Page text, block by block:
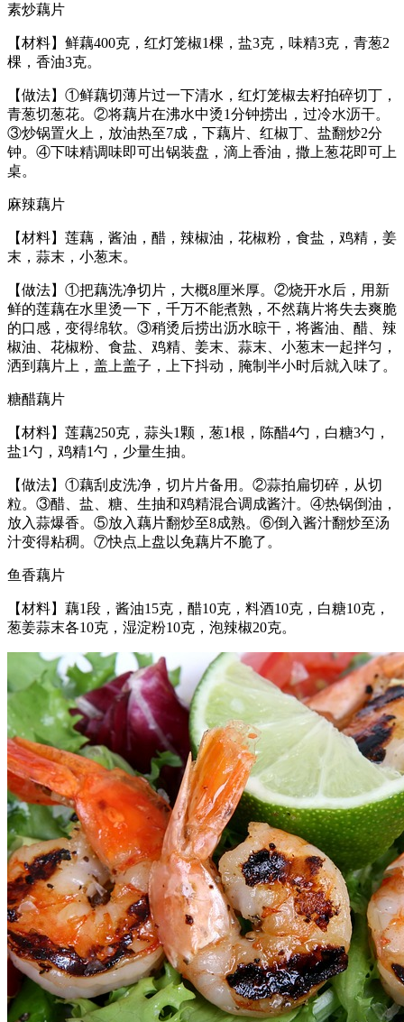
素炒藕片
【材料】鲜藕400克，红灯笼椒1棵，盐3克，味精3克，青葱2
棵，香油3克。
【做法】①鲜藕切薄片过一下清水，红灯笼椒去籽拍碎切丁，
青葱切葱花。②将藕片在沸水中烫1分钟捞出，过冷水沥干。
③炒锅置火上，放油热至7成，下藕片、红椒丁、盐翻炒2分
钟。④下味精调味即可出锅装盘，滴上香油，撒上葱花即可上
桌。
麻辣藕片
【材料】莲藕，酱油，醋，辣椒油，花椒粉，食盐，鸡精，姜
末，蒜末，小葱末。
【做法】①把藕洗净切片，大概8厘米厚。②烧开水后，用新
鲜的莲藕在水里烫一下，千万不能煮熟，不然藕片将失去爽脆
的口感，变得绵软。③稍烫后捞出沥水晾干，将酱油、醋、辣
椒油、花椒粉、食盐、鸡精、姜末、蒜末、小葱末一起拌匀，
洒到藕片上，盖上盖子，上下抖动，腌制半小时后就入味了。
糖醋藕片
【材料】莲藕250克，蒜头1颗，葱1根，陈醋4勺，白糖3勺，
盐1勺，鸡精1勺，少量生抽。
【做法】①藕刮皮洗净，切片片备用。②蒜拍扁切碎，从切
粒。③醋、盐、糖、生抽和鸡精混合调成酱汁。④热锅倒油，
放入蒜爆香。⑤放入藕片翻炒至8成熟。⑥倒入酱汁翻炒至汤
汁变得粘稠。⑦快点上盘以免藕片不脆了。
鱼香藕片
【材料】藕1段，酱油15克，醋10克，料酒10克，白糖10克，
葱姜蒜末各10克，湿淀粉10克，泡辣椒20克。